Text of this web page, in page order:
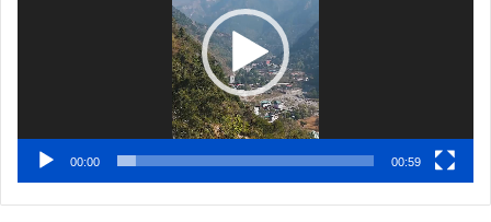
00:00 00:59